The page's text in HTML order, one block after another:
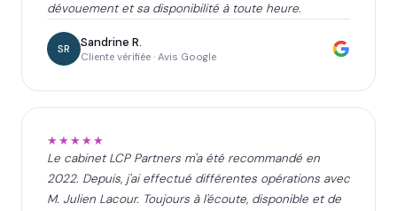
dévouement et sa disponibilité à toute heure.
SR Sandrine R.
Cliente vérifiée · Avis Google
★★★★★
Le cabinet LCP Partners m'a été recommandé en
2022. Depuis, j'ai effectué différentes opérations avec
M. Julien Lacour. Toujours à l'écoute, disponible et de